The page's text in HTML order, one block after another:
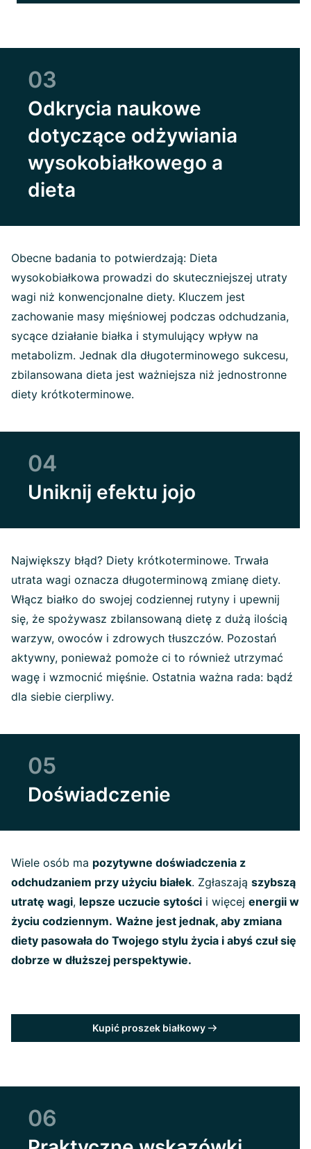
03
Odkrycia naukowe
dotyczące odżywiania
wysokobiałkowego a
dieta
Obecne badania to potwierdzają: Dieta
wysokobiałkowa prowadzi do skuteczniejszej utraty
wagi niż konwencjonalne diety. Kluczem jest
zachowanie masy mięśniowej podczas odchudzania,
sycące działanie białka i stymulujący wpływ na
metabolizm. Jednak dla długoterminowego sukcesu,
zbilansowana dieta jest ważniejsza niż jednostronne
diety krótkoterminowe.
04
Uniknij efektu jojo
Największy błąd? Diety krótkoterminowe. Trwała
utrata wagi oznacza długoterminową zmianę diety.
Włącz białko do swojej codziennej rutyny i upewnij
się, że spożywasz zbilansowaną dietę z dużą ilością
warzyw, owoców i zdrowych tłuszczów. Pozostań
aktywny, ponieważ pomoże ci to również utrzymać
wagę i wzmocnić mięśnie. Ostatnia ważna rada: bądź
dla siebie cierpliwy.
05
Doświadczenie
Wiele osób ma pozytywne doświadczenia z
odchudzaniem przy użyciu białek. Zgłaszają szybszą
utratę wagi, lepsze uczucie sytości i więcej energii w
życiu codziennym. Ważne jest jednak, aby zmiana
diety pasowała do Twojego stylu życia i abyś czuł się
dobrze w dłuższej perspektywie.
Kupić proszek białkowy
06